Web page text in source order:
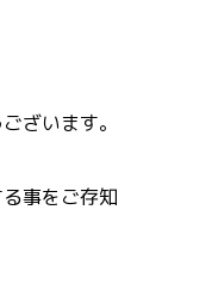
ざいます。
事をご存知